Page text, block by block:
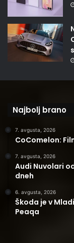
Najbolj brano
7. avgusta, 2026
CoComelon:
7. avgusta, 2026
Audi Nuvolari
dneh
6. avgusta, 2026
Škoda je v
Peaqa